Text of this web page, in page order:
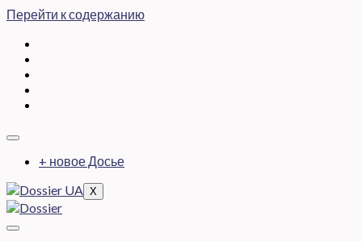
Перейти к содержанию
+ новое Досье
X